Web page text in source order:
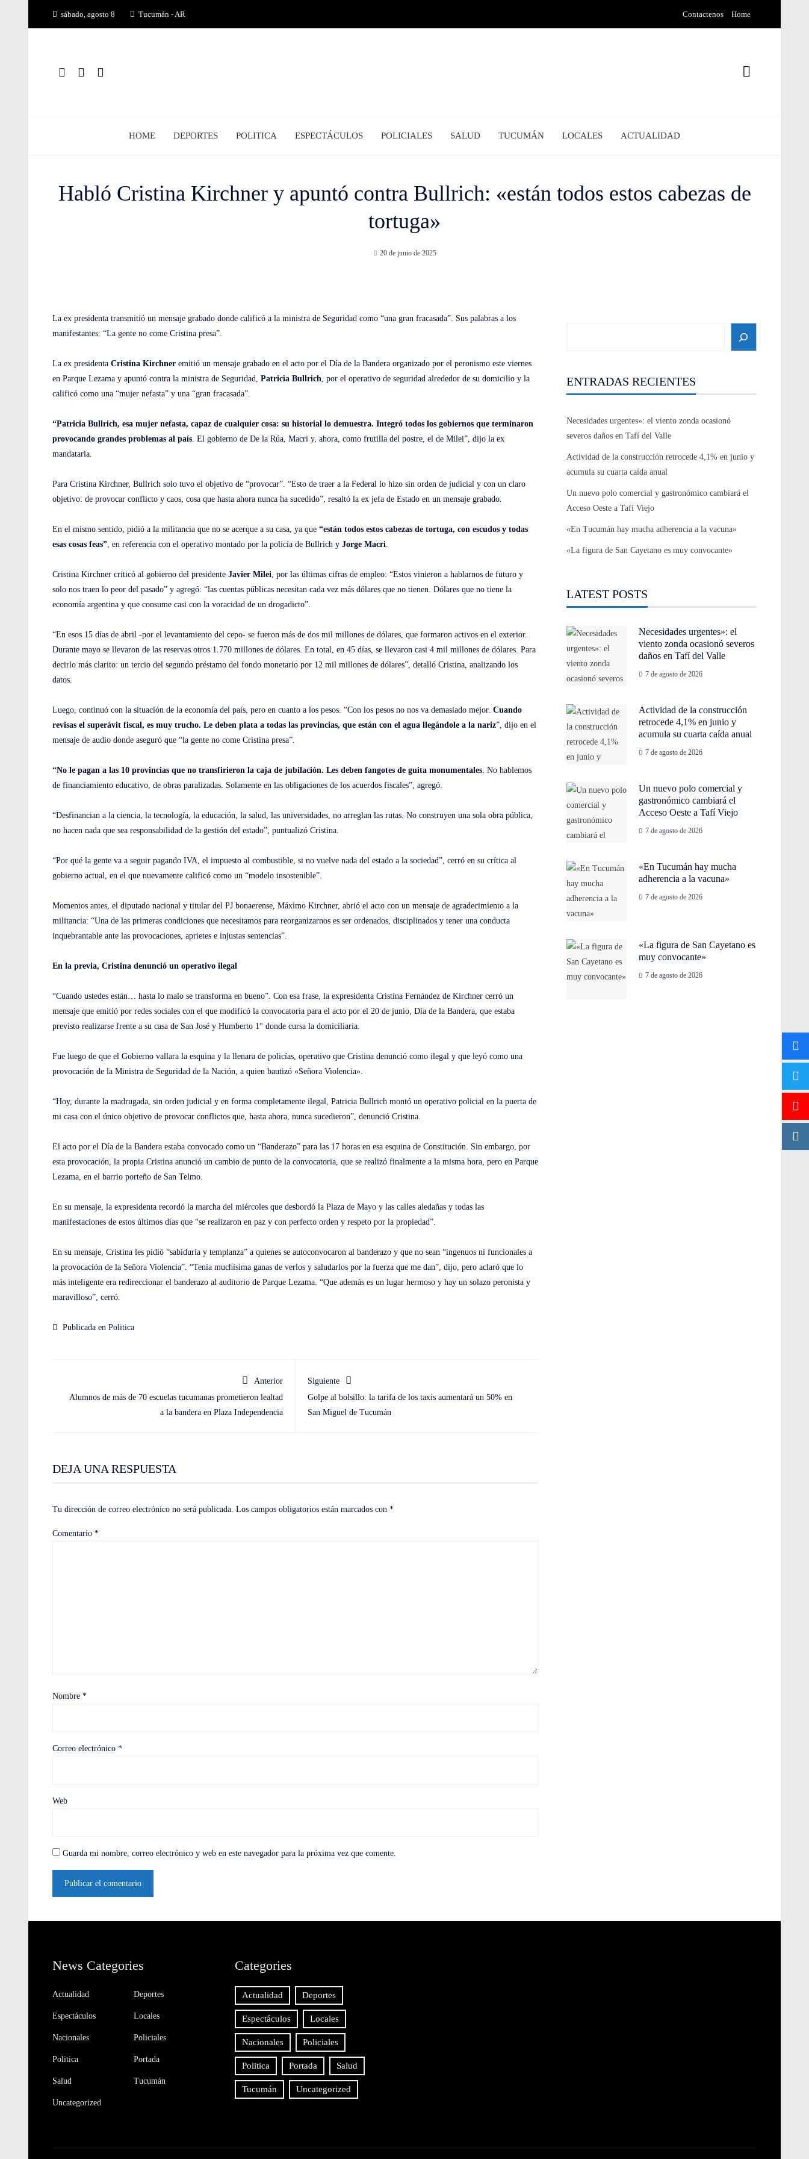
sábado, agosto 8 Tucumán - AR Contactenos Home
HOME DEPORTES POLITICA ESPECTÁCULOS POLICIALES SALUD TUCUMÁN LOCALES ACTUALIDAD
Habló Cristina Kirchner y apuntó contra Bullrich: «están todos estos cabezas de
tortuga»
20 de junio de 2025
La ex presidenta transmitió un mensaje grabado donde calificó a la ministra de Seguridad como “una gran fracasada”. Sus palabras a los
manifestantes: “La gente no come Cristina presa”.
La ex presidenta Cristina Kirchner emitió un mensaje grabado en el acto por el Día de la Bandera organizado por el peronismo este viernes
en Parque Lezama y apuntó contra la ministra de Seguridad, Patricia Bullrich, por el operativo de seguridad alrededor de su domicilio y la
calificó como una “mujer nefasta” y una “gran fracasada”.
“Patricia Bullrich, esa mujer nefasta, capaz de cualquier cosa: su historial lo demuestra. Integró todos los gobiernos que terminaron
provocando grandes problemas al país. El gobierno de De la Rúa, Macri y, ahora, como frutilla del postre, el de Milei”, dijo la ex
mandataria.
Para Cristina Kirchner, Bullrich solo tuvo el objetivo de “provocar”. “Esto de traer a la Federal lo hizo sin orden de judicial y con un claro
objetivo: de provocar conflicto y caos, cosa que hasta ahora nunca ha sucedido”, resaltó la ex jefa de Estado en un mensaje grabado.
En el mismo sentido, pidió a la militancia que no se acerque a su casa, ya que “están todos estos cabezas de tortuga, con escudos y todas
esas cosas feas”, en referencia con el operativo montado por la policía de Bullrich y Jorge Macri.
Cristina Kirchner criticó al gobierno del presidente Javier Milei, por las últimas cifras de empleo: “Estos vinieron a hablarnos de futuro y
solo nos traen lo peor del pasado” y agregó: “las cuentas públicas necesitan cada vez más dólares que no tienen. Dólares que no tiene la
economía argentina y que consume casi con la voracidad de un drogadicto”.
“En esos 15 días de abril -por el levantamiento del cepo- se fueron más de dos mil millones de dólares, que formaron activos en el exterior.
Durante mayo se llevaron de las reservas otros 1.770 millones de dólares. En total, en 45 días, se llevaron casi 4 mil millones de dólares. Para
decirlo más clarito: un tercio del segundo préstamo del fondo monetario por 12 mil millones de dólares”, detalló Cristina, analizando los
datos.
Luego, continuó con la situación de la economía del país, pero en cuanto a los pesos. “Con los pesos no nos va demasiado mejor. Cuando
revisas el superávit fiscal, es muy trucho. Le deben plata a todas las provincias, que están con el agua llegándole a la nariz”, dijo en el
mensaje de audio donde aseguró que “la gente no come Cristina presa”.
“No le pagan a las 10 provincias que no transfirieron la caja de jubilación. Les deben fangotes de guita monumentales. No hablemos
de financiamiento educativo, de obras paralizadas. Solamente en las obligaciones de los acuerdos fiscales”, agregó.
“Desfinancian a la ciencia, la tecnología, la educación, la salud, las universidades, no arreglan las rutas. No construyen una sola obra pública,
no hacen nada que sea responsabilidad de la gestión del estado”, puntualizó Cristina.
“Por qué la gente va a seguir pagando IVA, el impuesto al combustible, si no vuelve nada del estado a la sociedad”, cerró en su crítica al
gobierno actual, en el que nuevamente calificó como un “modelo insostenible”.
Momentos antes, el diputado nacional y titular del PJ bonaerense, Máximo Kirchner, abrió el acto con un mensaje de agradecimiento a la
militancia: “Una de las primeras condiciones que necesitamos para reorganizarnos es ser ordenados, disciplinados y tener una conducta
inquebrantable ante las provocaciones, aprietes e injustas sentencias”.
En la previa, Cristina denunció un operativo ilegal
“Cuando ustedes están… hasta lo malo se transforma en bueno”. Con esa frase, la expresidenta Cristina Fernández de Kirchner cerró un
mensaje que emitió por redes sociales con el que modificó la convocatoria para el acto por el 20 de junio, Día de la Bandera, que estaba
previsto realizarse frente a su casa de San José y Humberto 1° donde cursa la domiciliaria.
Fue luego de que el Gobierno vallara la esquina y la llenara de policías, operativo que Cristina denunció como ilegal y que leyó como una
provocación de la Ministra de Seguridad de la Nación, a quien bautizó «Señora Violencia».
“Hoy, durante la madrugada, sin orden judicial y en forma completamente ilegal, Patricia Bullrich montó un operativo policial en la puerta de
mi casa con el único objetivo de provocar conflictos que, hasta ahora, nunca sucedieron”, denunció Cristina.
El acto por el Día de la Bandera estaba convocado como un “Banderazo” para las 17 horas en esa esquina de Constitución. Sin embargo, por
esta provocación, la propia Cristina anunció un cambio de punto de la convocatoria, que se realizó finalmente a la misma hora, pero en Parque
Lezama, en el barrio porteño de San Telmo.
En su mensaje, la expresidenta recordó la marcha del miércoles que desbordó la Plaza de Mayo y las calles aledañas y todas las
manifestaciones de estos últimos días que “se realizaron en paz y con perfecto orden y respeto por la propiedad”.
En su mensaje, Cristina les pidió “sabiduría y templanza” a quienes se autoconvocaron al banderazo y que no sean “ingenuos ni funcionales a
la provocación de la Señora Violencia”. “Tenía muchísima ganas de verlos y saludarlos por la fuerza que me dan”, dijo, pero aclaró que lo
más inteligente era redireccionar el banderazo al auditorio de Parque Lezama. “Que además es un lugar hermoso y hay un solazo peronista y
maravilloso”, cerró.
Publicada en Politica
Anterior
Alumnos de más de 70 escuelas tucumanas prometieron lealtad
a la bandera en Plaza Independencia
Siguiente
Golpe al bolsillo: la tarifa de los taxis aumentará un 50% en
San Miguel de Tucumán
DEJA UNA RESPUESTA
Tu dirección de correo electrónico no será publicada. Los campos obligatorios están marcados con *
Comentario *
Nombre *
Correo electrónico *
Web
Guarda mi nombre, correo electrónico y web en este navegador para la próxima vez que comente.
ENTRADAS RECIENTES
Necesidades urgentes»: el viento zonda ocasionó
severos daños en Tafí del Valle
Actividad de la construcción retrocede 4,1% en junio y
acumula su cuarta caída anual
Un nuevo polo comercial y gastronómico cambiará el
Acceso Oeste a Tafí Viejo
«En Tucumán hay mucha adherencia a la vacuna»
«La figura de San Cayetano es muy convocante»
LATEST POSTS
Necesidades urgentes»: el
viento zonda ocasionó severos
daños en Tafí del Valle
7 de agosto de 2026
Actividad de la construcción
retrocede 4,1% en junio y
acumula su cuarta caída anual
7 de agosto de 2026
Un nuevo polo comercial y
gastronómico cambiará el
Acceso Oeste a Tafí Viejo
7 de agosto de 2026
«En Tucumán hay mucha
adherencia a la vacuna»
7 de agosto de 2026
«La figura de San Cayetano es
muy convocante»
7 de agosto de 2026
News Categories
Actualidad Deportes
Espectáculos Locales
Nacionales Policiales
Politica Portada
Salud Tucumán
Uncategorized
Categories
Actualidad Deportes
Espectáculos Locales
Nacionales Policiales
Politica Portada Salud
Tucumán Uncategorized